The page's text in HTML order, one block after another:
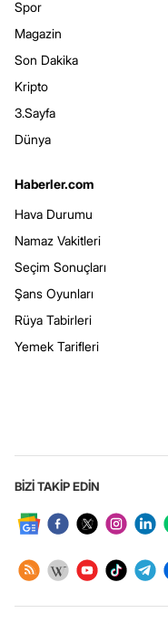
Spor
Magazin
Son Dakika
Kripto
3.Sayfa
Dünya
Haberler.com
Hava Durumu
Namaz Vakitleri
Seçim Sonuçları
Şans Oyunları
Rüya Tabirleri
Yemek Tarifleri
BİZİ TAKİP EDİN